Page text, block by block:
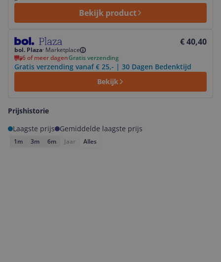
Bekijk product
bol. Plaza· Marketplace
€ 40,40
6 of meer dagenGratis verzending
Gratis verzending vanaf € 25,- | 30 Dagen Bedenktijd
Bekijk
Bekijk product
Prijshistorie
Laagste prijs
Gemiddelde laagste prijs
1m 3m 6m Jaar Alles